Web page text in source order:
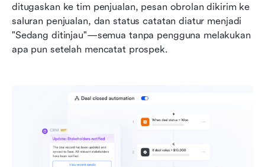
ditugaskan ke tim penjualan, pesan obrolan dikirim ke
saluran penjualan, dan status catatan diatur menjadi
"Sedang ditinjau"—semua tanpa pengguna melakukan
apa pun setelah mencatat prospek.